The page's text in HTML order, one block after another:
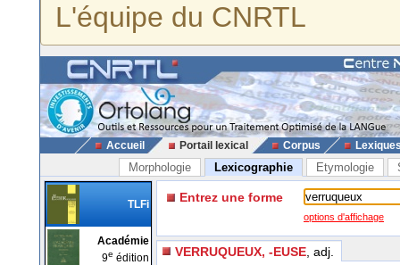
L'équipe du CNRTL
Accueil Portail lexical Corpus
Morphologie Lexicographie Etymologie
TLFi
Académie
9e édition
Entrez une forme
options d'affichage
VERRUQUEUX, -EUSE , adj.